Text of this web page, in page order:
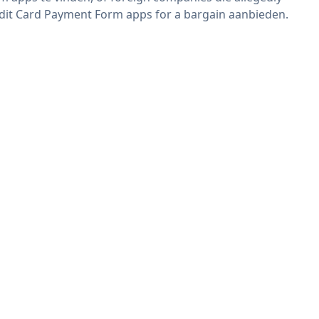
Card Payment Form apps for a bargain aanbieden.